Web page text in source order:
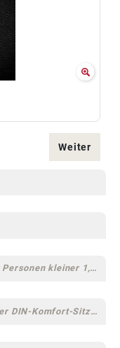
Weiter
Gasfeder Niedrig - für Personen kleiner 1,60 m
Ergonomischer DIN-Komfort-Sitz [75]